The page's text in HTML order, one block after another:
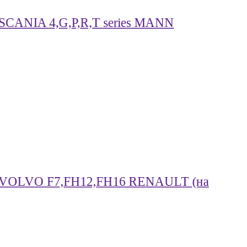
4,G,P,R,T series MANN
F7,FH12,FH16 RENAULT (на